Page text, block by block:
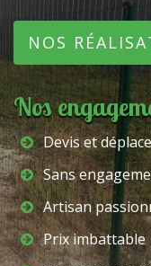
NOS
Nos
Devis et
Sans
Artisan
Prix imbattable